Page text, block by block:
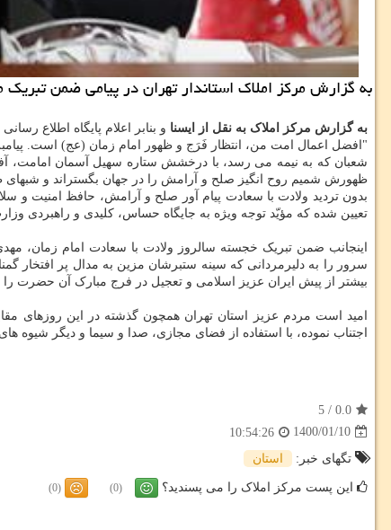
به گزارش مرکز املاک استاندار تهران در پیامی ضمن تبریک
به گزارش مرکز املاک به نقل از ایسنا و بنابر اعلام پایگاه اطلاع
"افضل اعمال امت من، انتظار فَرَج و ظهور امام زمان (عج) است.
شعبان که به نیمه می رسد، با درخشش ستاره سهیل آسمان امامت،
ظهورش شمیم روح انگیز صلح و آرامش را در جهان بگستراند و شبهای
بدون تردید ولادت با سعادت پیام آور صلح و آرامش، حافظ امنیت و
تعیین شده که مؤیّد توجه ویژه به جایگاه حساس، کلیدی و راهبردی
اینجانب ضمن تبریک خجسته سالروز ولادت با سعادت امام زمان،
سرور را به دلیرمردانی که سینه ستبرشان مزین به مدال پر
بیشتر از پیش ایران عزیز اسلامی و تعجیل در فرج مبارک آن حضرت
امید است مردم عزیز استان تهران همچون گذشته در این روزهای
اجتناب نموده، با استفاده از فضای مجازی، صدا و سیما و دیگر شیوه
0.0
/
5
1400/01/10
10:54:26
تگهای خبر:
استان
این پست مرکز املاک را می پسندید؟ (0)
(0)